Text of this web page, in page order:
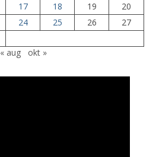
17 18 19
20
24 25 26
27
« aug
okt »